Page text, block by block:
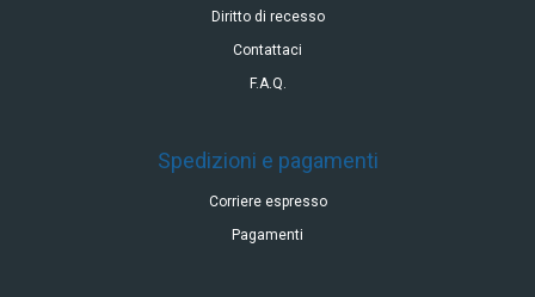
Diritto di recesso
Contattaci
F.A.Q.
Spedizioni e pagamenti
Corriere espresso
Pagamenti